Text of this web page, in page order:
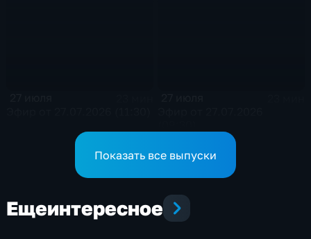
Показать все выпуски
Ещеинтересное